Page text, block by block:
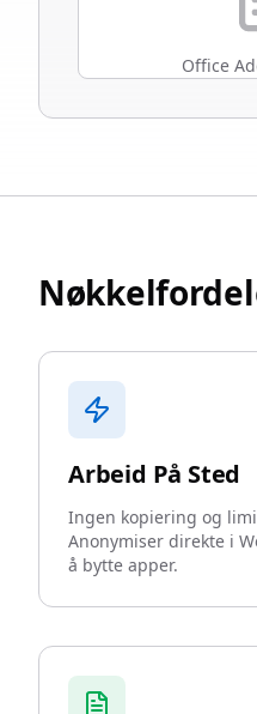
Office
Arbeid På Sted
Ingen kopiering og
Anonymiser direkte i
å bytte apper.